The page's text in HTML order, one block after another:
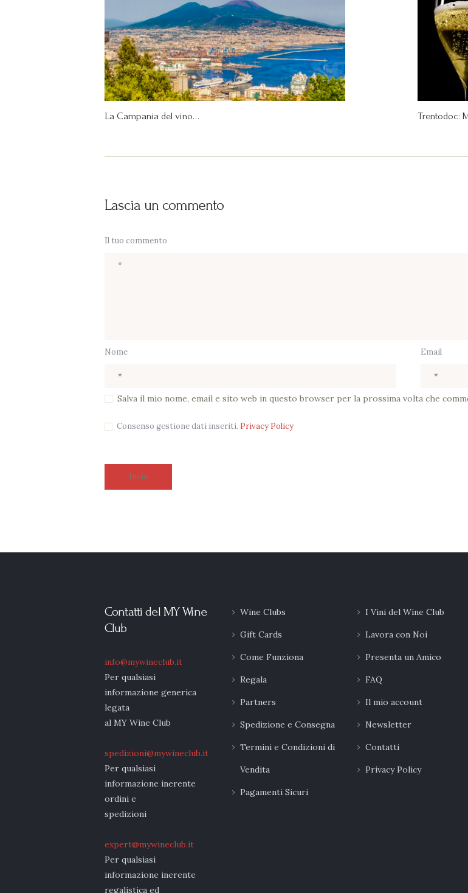
La Campania del vino… Trentodoc:
Lascia un commento
Il tuo commento
Nome Email
Salva il mio nome, email e sito web in questo browser per la prossima volta che
Consenso gestione dati inseriti. Privacy Policy
Contatti del MY Wine
Club
info@mywineclub.it
Per qualsiasi
informazione generica
legata
al MY Wine Club
spedizioni@mywineclub.it
Per qualsiasi
informazione inerente
ordini e
spedizioni
expert@mywineclub.it
Per qualsiasi
informazione inerente
regalistica ed
Wine Clubs
Gift Cards
Come Funziona
Regala
Partners
Spedizione e Consegna
Termini e Condizioni di
Vendita
Pagamenti Sicuri
I Vini del Wine Club
Lavora con Noi
Presenta un Amico
FAQ
Il mio account
Newsletter
Contatti
Privacy Policy